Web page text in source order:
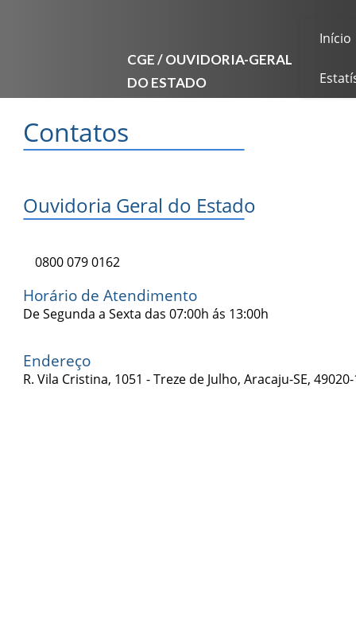
CGE / OUVIDORIA-GERAL
DO ESTADO
Início
Contatos
Ouvidoria Geral do Estado
0800 079 0162
Horário de Atendimento
De Segunda a Sexta das 07:00h ás 13:00h
Endereço
R. Vila Cristina, 1051 - Treze de Julho, Aracaju-SE,